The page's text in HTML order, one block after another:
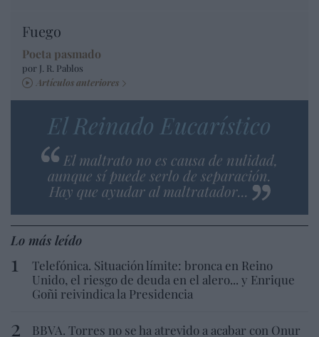
Fuego
Poeta pasmado
por J. R. Pablos
Artículos anteriores
El Reinado Eucarístico
El maltrato no es causa de nulidad,
aunque sí puede serlo de separación.
Hay que ayudar al maltratador...
Lo más leído
Telefónica. Situación límite: bronca en Reino
Unido, el riesgo de deuda en el alero... y Enrique
Goñi reivindica la Presidencia
BBVA. Torres no se ha atrevido a acabar con Onur